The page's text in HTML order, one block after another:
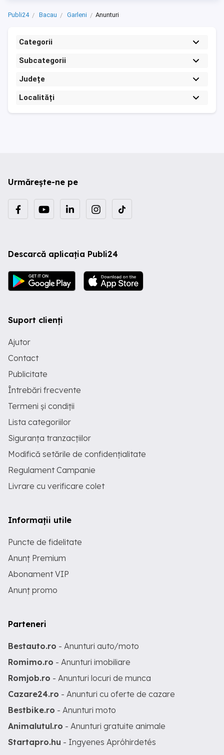
Publi24 Bacau Garleni Anunturi
Categorii
Subcategorii
Județe
Localități
Urmărește-ne pe
Descarcă aplicația Publi24
Suport clienți
Ajutor
Contact
Publicitate
Întrebări frecvente
Termeni și condiții
Lista categoriilor
Siguranța tranzacțiilor
Modifică setările de confidențialitate
Regulament Campanie
Livrare cu verificare colet
Informații utile
Puncte de fidelitate
Anunț Premium
Abonament VIP
Anunț promo
Parteneri
Bestauto.ro - Anunturi auto/moto
Romimo.ro - Anunturi imobiliare
Romjob.ro - Anunturi locuri de munca
Cazare24.ro - Anunturi cu oferte de cazare
Bestbike.ro - Anunturi moto
Animalutul.ro - Anunturi gratuite animale
Startapro.hu - Ingyenes Apróhirdetés